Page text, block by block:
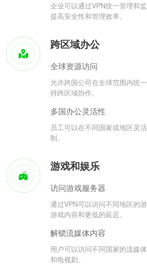
企业可以通过VPN统一管理和
提高安全性和管理效率。
跨区域办公
全球资源访问
允许跨国公司在全球范围内统
持跨区域协作。
多国办公灵活性
员工可以在不同国家或地区灵
制。
游戏和娱乐
访问游戏服务器
通过VPN可以访问不同地区的
游戏内容和更低的延迟。
解锁流媒体内容
用户可以访问不同国家的流媒
和电视剧。